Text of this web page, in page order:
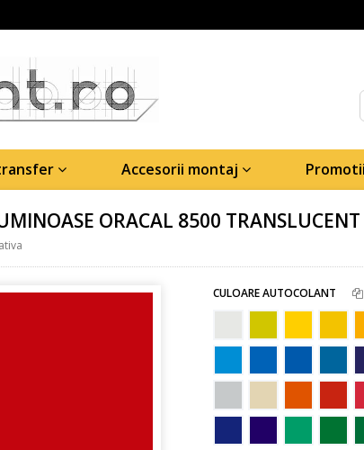
Accesorii montaj Promotii
ORACAL 8500 TRANSLUCENT
CULOARE AUTOCOLANT